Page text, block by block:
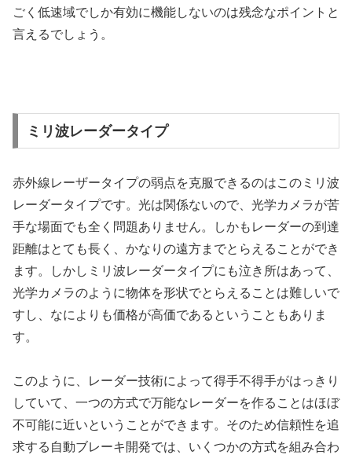
ごく低速域でしか有効に機能しないのは残念なポイントと
言えるでしょう。
ミリ波レーダータイプ
赤外線レーザータイプの弱点を克服できるのはこのミリ波
レーダータイプです。光は関係ないので、光学カメラが苦
手な場面でも全く問題ありません。しかもレーダーの到達
距離はとても長く、かなりの遠方までとらえることができ
ます。しかしミリ波レーダータイプにも泣き所はあって、
光学カメラのように物体を形状でとらえることは難しいで
すし、なによりも価格が高価であるということもありま
す。
このように、レーダー技術によって得手不得手がはっきり
していて、一つの方式で万能なレーダーを作ることはほぼ
不可能に近いということができます。そのため信頼性を追
求する自動ブレーキ開発では、いくつかの方式を組み合わ